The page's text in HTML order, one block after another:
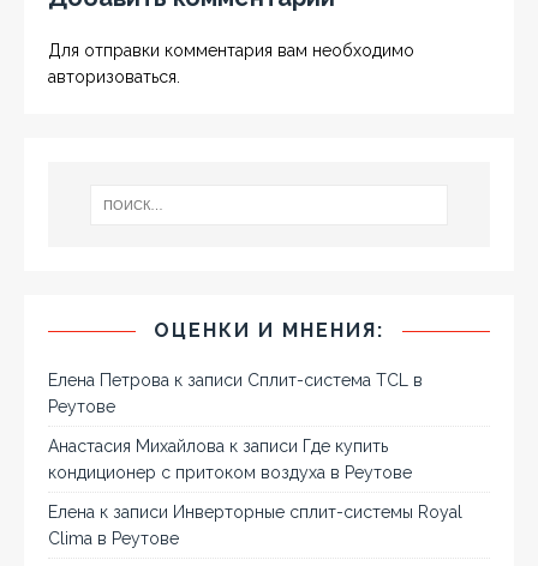
Для отправки комментария вам необходимо
авторизоваться.
ОЦЕНКИ И МНЕНИЯ:
Елена Петрова к записи Сплит-система TCL в
Реутове
Анастасия Михайлова к записи Где купить
кондиционер с притоком воздуха в Реутове
Елена к записи Инверторные сплит-системы Royal
Clima в Реутове